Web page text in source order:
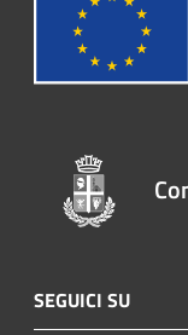
SEGUICI SU